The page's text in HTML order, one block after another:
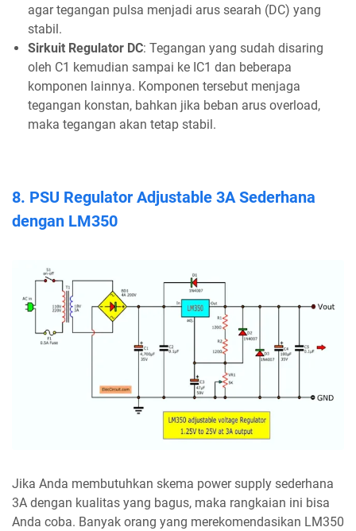
agar tegangan pulsa menjadi arus searah (DC) yang
stabil.
Sirkuit Regulator DC: Tegangan yang sudah disaring
oleh C1 kemudian sampai ke IC1 dan beberapa
komponen lainnya. Komponen tersebut menjaga
tegangan konstan, bahkan jika beban arus overload,
maka tegangan akan tetap stabil.
8. PSU Regulator Adjustable 3A Sederhana
dengan LM350
Jika Anda membutuhkan skema power supply sederhana
3A dengan kualitas yang bagus, maka rangkaian ini bisa
Anda coba. Banyak orang yang merekomendasikan LM350